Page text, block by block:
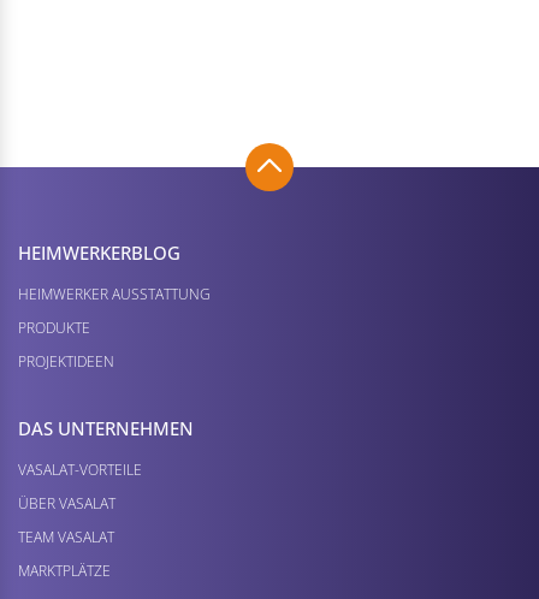
HEIMWERKER­BLOG
HEIMWERKER AUSSTATTUNG
PRODUKTE
PROJEKTIDEEN
DAS UNTERNEHMEN
VASALAT-VORTEILE
ÜBER VASALAT
TEAM VASALAT
MARKTPLÄTZE